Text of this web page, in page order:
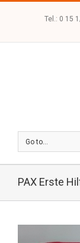
Tel.: 0 15
Go to...
PAX Erste